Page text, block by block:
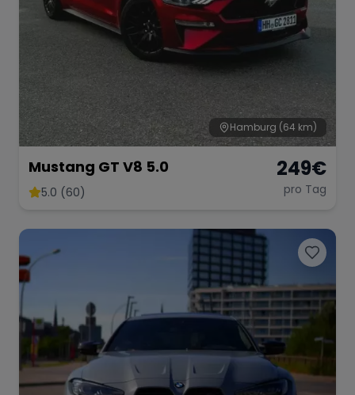
Hamburg (64 km)
Mustang GT V8 5.0
5.0 (60)
249€
pro Tag